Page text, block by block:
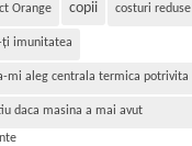
Orange copii costuri reduse
ți imunitatea
mi aleg centrala termica potrivita
daca masina a mai avut